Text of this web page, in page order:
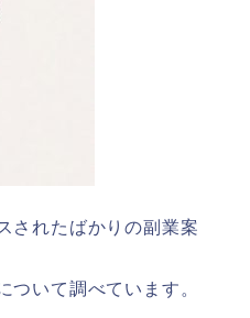
されたばかりの副業案
ついて調べています。